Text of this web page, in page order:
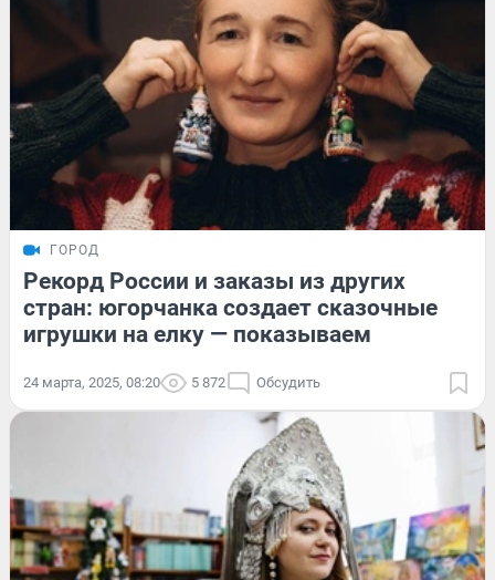
ГОРОД
Рекорд России и заказы из других
стран: югорчанка создает сказочные
игрушки на елку — показываем
24 марта, 2025, 08:20 5 872 Обсудить